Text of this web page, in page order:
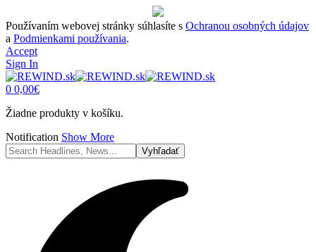
Používaním webovej stránky súhlasíte s Ochranou osobných údajov
a Podmienkami používania.
Accept
Sign In
0 0,00€
Žiadne produkty v košíku.
Notification Show More